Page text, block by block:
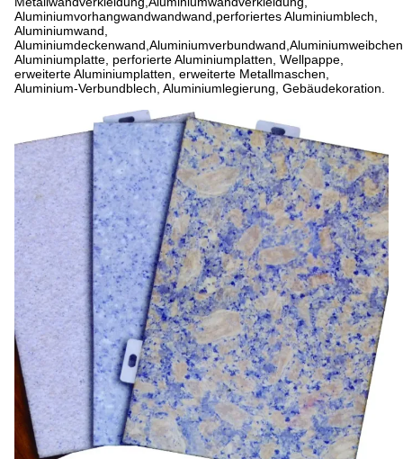
Aluminiumvorhangwandwandwand,perforiertes Aluminiumblech,
Aluminiumwand,
Aluminiumplatte, perforierte Aluminiumplatten, Wellpappe,
erweiterte Aluminiumplatten, erweiterte Metallmaschen,
Aluminium-Verbundblech, Aluminiumlegierung, Gebäudekoration.